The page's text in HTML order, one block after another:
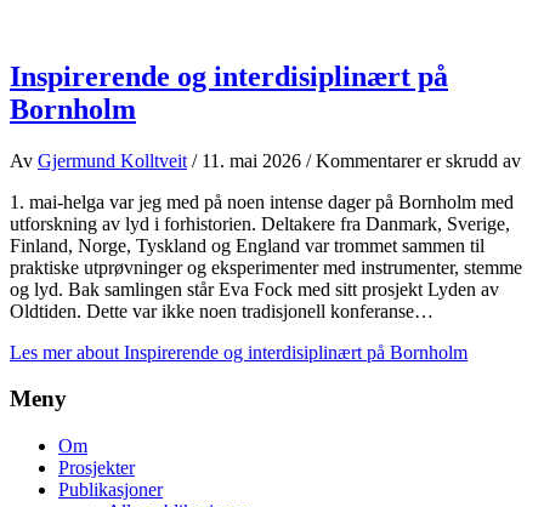
Inspirerende og interdisiplinært på
Bornholm
Av Gjermund Kolltveit / 11. mai 2026 / Kommentarer er skrudd avfor
1. mai-helga var jeg med på noen intense dager på Bornholm med
utforskning av lyd i forhistorien. Deltakere fra Danmark, Sverige,
Finland, Norge, Tyskland og England var trommet sammen til
praktiske utprøvninger og eksperimenter med instrumenter, stemme
og lyd. Bak samlingen står Eva Fock med sitt prosjekt Lyden av
Oldtiden. Dette var ikke noen tradisjonell konferanse…
Les merabout Inspirerende og interdisiplinært på Bornholm
Meny
Om
Prosjekter
Publikasjoner